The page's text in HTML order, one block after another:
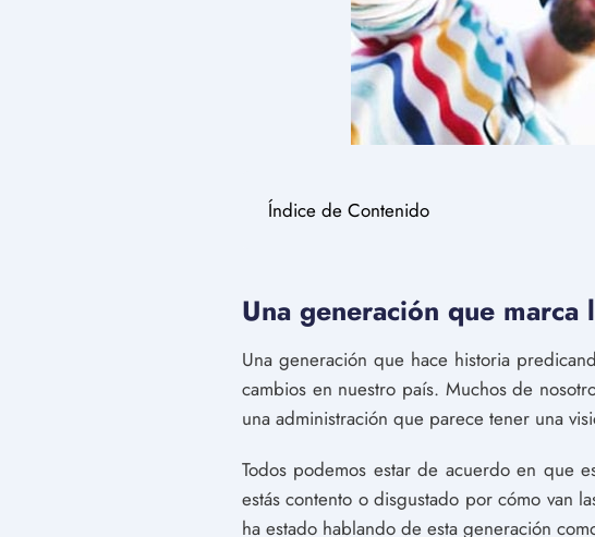
Índice de Contenido
Una generación que
Una generación que hace historia
cambios en nuestro país. Muchos de
una administración que parece tener una
Todos podemos estar de acuerdo en que
estás contento o disgustado por cómo van
ha estado hablando de esta generación